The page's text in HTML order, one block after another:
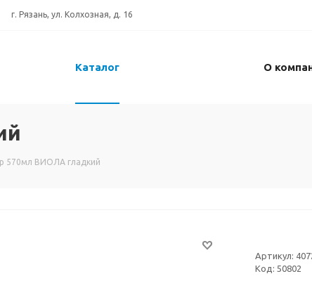
г. Рязань, ул. Колхозная, д. 16
Каталог О
570мл ВИОЛА гладкий
Артикул:
Код: 50802